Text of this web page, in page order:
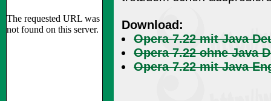
Download:
Opera 7.22 mit Java
Opera 7.22 ohne Java
Opera 7.22 mit Java